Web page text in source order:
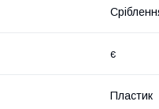
є
Пластик